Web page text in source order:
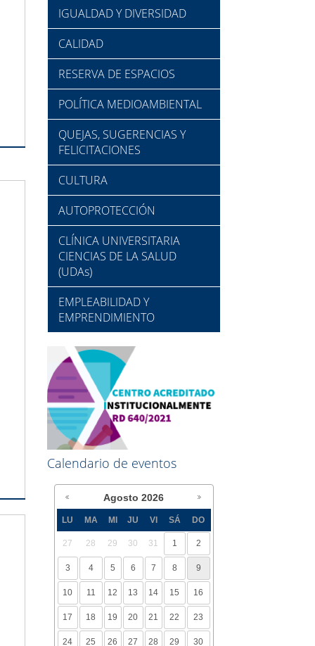
IGUALDAD Y DIVERSIDAD
CALIDAD
RESERVA DE ESPACIOS
POLÍTICA MEDIOAMBIENTAL
QUEJAS, SUGERENCIAS Y
FELICITACIONES
CULTURA
AUTOPROTECCIÓN
CLÍNICA UNIVERSITARIA
CIENCIAS DE LA SALUD
(UDAs)
EMPLEABILIDAD Y
EMPRENDIMIENTO
Calendario de eventos
Agosto 2026
LU MA MI JU VI SÁ DO
27 28 29 30 31 1 2
3 4 5 6 7 8 9
10 11 12 13 14 15 16
17 18 19 20 21 22 23
24 25 26 27 28 29 30